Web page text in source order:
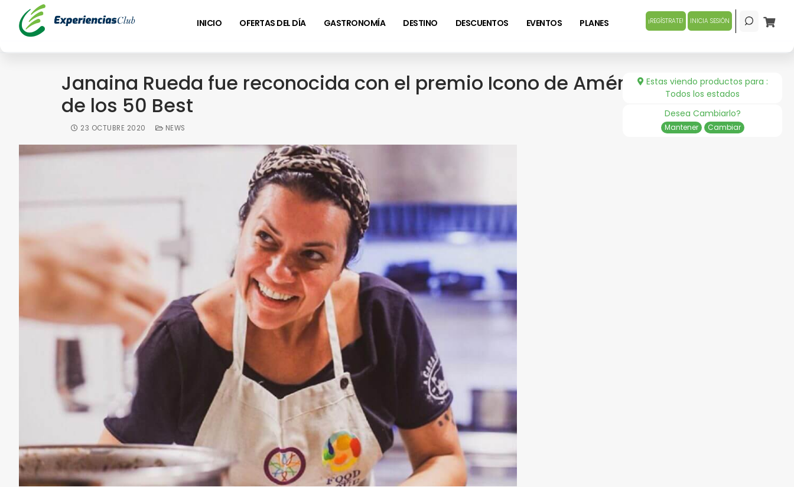
INICIO OFERTAS DEL DÍA GASTRONOMÍA DESTINO DESCUENTOS EVENTOS PLANES ¡REGÍSTRATE! INICIA SESIÓN
Estas viendo productos para :
Todos los estados
Desea Cambiarlo?
Mantener Cambiar
Janaina Rueda fue reconocida con el premio Icono de América Latina
de los 50 Best
23 OCTUBRE 2020 NEWS